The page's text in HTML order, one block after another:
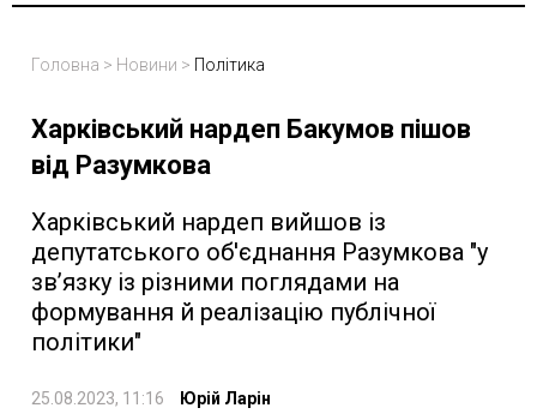
Головна > Новини > Політика
Харківський нардеп Бакумов пішов
від Разумкова
Харківський нардеп вийшов із
депутатського об'єднання Разумкова "у
зв’язку із різними поглядами на
формування й реалізацію публічної
політики"
25.08.2023, 11:16 Юрій Ларін